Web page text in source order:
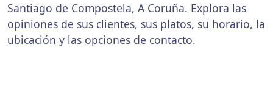
Santiago de Compostela, A Coruña. Explora las
opiniones de sus clientes, sus platos, su horario, la
ubicación y las opciones de contacto.